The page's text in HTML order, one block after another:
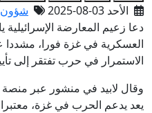
الأحد 03-08-2025
شؤون
دعا زعيم المعارضة الإسرائيلية
العسكرية في غزة فورا، مشددا
الاستمرار في حرب تفتقر إلى
وقال لابيد في منشور عبر
يعد يدعم الحرب في غزة،